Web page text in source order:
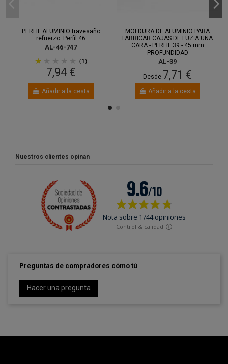
PERFIL ALUMINIO travesaño
refuerzo. Perfil 46
AL-46-747
(1)
7,94 €
Añadir a la cesta
MOLDURA DE ALUMINIO PARA
FABRICAR CAJAS DE LUZ A UNA
CARA - PERFIL 39 - 45 mm
PROFUNDIDAD
AL-39
Desde 7,71 €
Añadir a la cesta
Nuestros clientes opinan
Preguntas de compradores cómo tú
Hacer una pregunta